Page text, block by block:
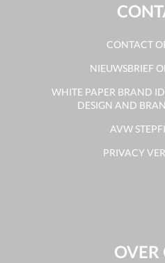
CONTACT
NIEUWSBRIEF
WHITE PAPER BRAND
DESIGN AND
AVW
PRIVACY
OVER